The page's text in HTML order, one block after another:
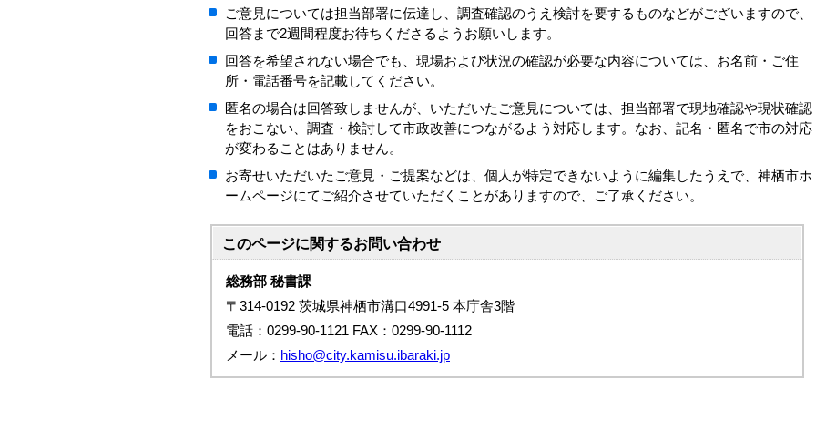
ご意見については担当部署に伝達し、調査確認のうえ検討を要するものなどがございますので、
回答まで2週間程度お待ちくださるようお願いします。
回答を希望されない場合でも、現場および状況の確認が必要な内容については、お名前・ご住
所・電話番号を記載してください。
匿名の場合は回答致しませんが、いただいたご意見については、担当部署で現地確認や現状確認
をおこない、調査・検討して市政改善につながるよう対応します。なお、記名・匿名で市の対応
が変わることはありません。
お寄せいただいたご意見・ご提案などは、個人が特定できないように編集したうえで、神栖市ホ
ームページにてご紹介させていただくことがありますので、ご了承ください。
このページに関するお問い合わせ
総務部 秘書課
〒314-0192 茨城県神栖市溝口4991-5 本庁舎3階
電話：0299-90-1121 FAX：0299-90-1112
メール： hisho@city.kamisu.ibaraki.jp